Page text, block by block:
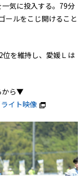
気に投入する。79分
ールをこじ開けること
位を維持し、愛媛Ｌは
から▼
イト映像